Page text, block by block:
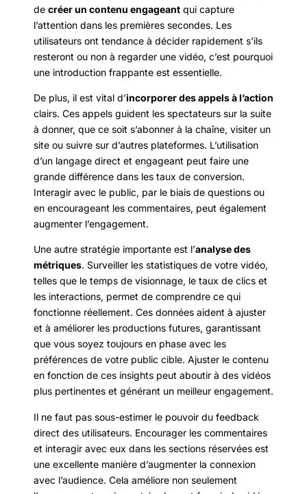
de créer un contenu engageant qui capture
l’attention dans les premières secondes. Les
utilisateurs ont tendance à décider rapidement s’ils
resteront ou non à regarder une vidéo, c’est pourquoi
une introduction frappante est essentielle.
De plus, il est vital d’incorporer des appels à l’action
clairs. Ces appels guident les spectateurs sur la suite
à donner, que ce soit s’abonner à la chaîne, visiter un
site ou suivre sur d’autres plateformes. L’utilisation
d’un langage direct et engageant peut faire une
grande différence dans les taux de conversion.
Interagir avec le public, par le biais de questions ou
en encourageant les commentaires, peut également
augmenter l’engagement.
Une autre stratégie importante est l’analyse des
métriques. Surveiller les statistiques de votre vidéo,
telles que le temps de visionnage, le taux de clics et
les interactions, permet de comprendre ce qui
fonctionne réellement. Ces données aident à ajuster
et à améliorer les productions futures, garantissant
que vous soyez toujours en phase avec les
préférences de votre public cible. Ajuster le contenu
en fonction de ces insights peut aboutir à des vidéos
plus pertinentes et générant un meilleur engagement.
Il ne faut pas sous-estimer le pouvoir du feedback
direct des utilisateurs. Encourager les commentaires
et interagir avec eux dans les sections réservées est
une excellente manière d’augmenter la connexion
avec l’audience. Cela améliore non seulement